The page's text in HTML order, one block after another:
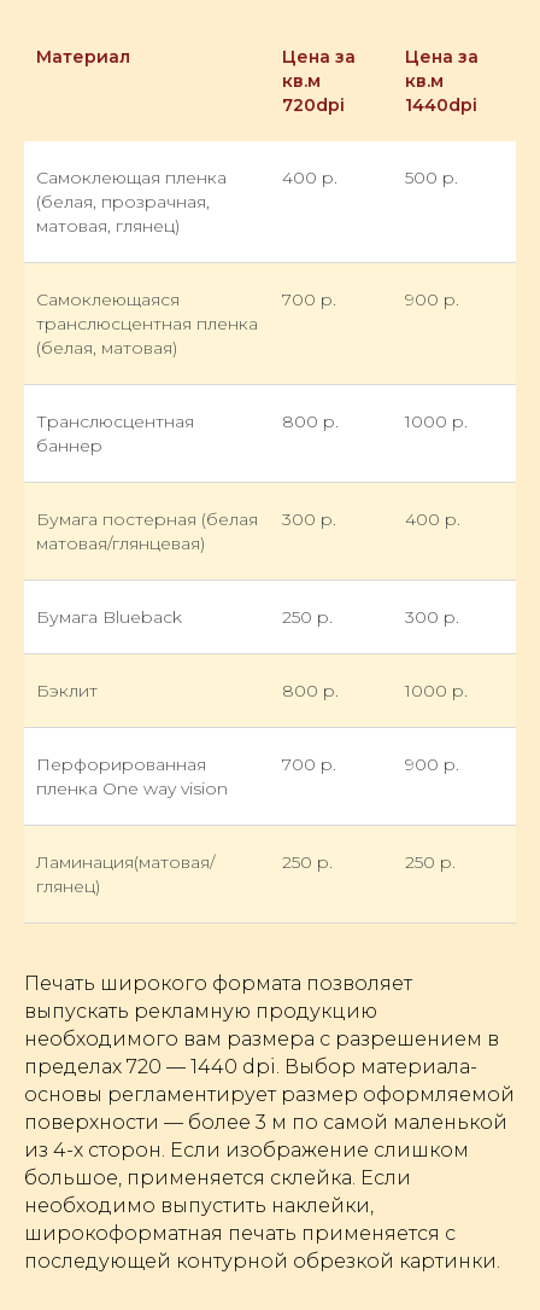
Материал
Цена за
кв.м
720dpi
Цена за
кв.м
1440dpi
Самоклеющая пленка
(белая, прозрачная,
матовая, глянец)
400 р. 500 р.
Самоклеющаяся
транслюсцентная пленка
(белая, матовая)
700 р. 900 р.
Транслюсцентная
баннер
800 р. 1000 р.
Бумага постерная (белая
матовая/глянцевая)
300 р. 400 р.
Бумага Blueback 250 р. 300 р.
Бэклит 800 р. 1000 р.
Перфорированная
пленка One way vision
700 р. 900 р.
Ламинация(матовая/
глянец)
250 р. 250 р.
Печать широкого формата позволяет
выпускать рекламную продукцию
необходимого вам размера с разрешением в
пределах 720 — 1440 dpi. Выбор материала-
основы регламентирует размер оформляемой
поверхности — более 3 м по самой маленькой
из 4-х сторон. Если изображение слишком
большое, применяется склейка. Если
необходимо выпустить наклейки,
широкоформатная печать применяется с
последующей контурной обрезкой картинки.